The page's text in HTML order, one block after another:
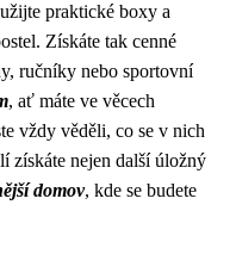
praktické boxy a
Získáte tak cenné
ručníky nebo sportovní
, ať máte ve věcech
vždy věděli, co se v nich
získáte nejen další úložný
domov, kde se budete